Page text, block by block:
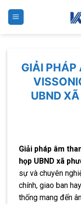
GIẢI PHÁP
UBND
Giải pháp âm
họp UBND xã
sự và chuyên
chính, giao ban
thống mang đến